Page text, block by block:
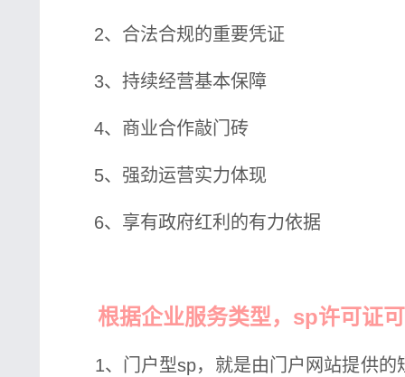
2、合法合规的重要凭证
3、持续经营基本保障
4、商业合作敲门砖
5、强劲运营实力体现
6、享有政府红利的有力依据
根据企业服务类型，sp许可证
1、门户型sp，就是由门户网站提供的